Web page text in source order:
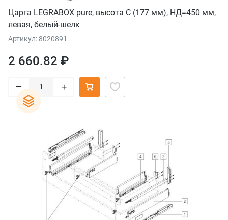
Царга LEGRABOX pure, высота C (177 мм), НД=450 мм,
левая, белый-шелк
Артикул: 8020891
2 660.82 ₽
– +